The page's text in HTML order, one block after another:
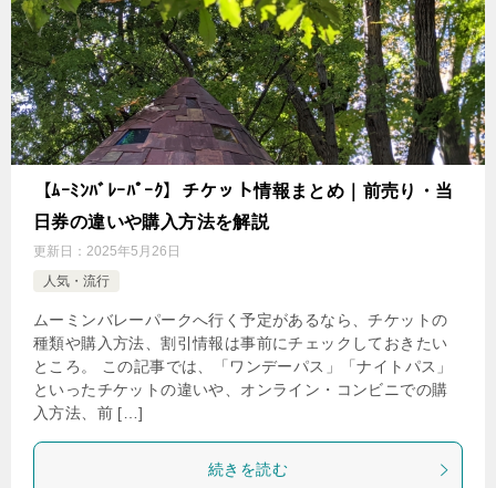
【ﾑｰﾐﾝﾊﾞﾚｰﾊﾟｰｸ】チケット情報まとめ｜前売り・当
日券の違いや購入方法を解説
更新日： 2025年5月26日
人気・流行
ムーミンバレーパークへ行く予定があるなら、チケットの
種類や購入方法、割引情報は事前にチェックしておきたい
ところ。 この記事では、「ワンデーパス」「ナイトパス」
といったチケットの違いや、オンライン・コンビニでの購
入方法、前 […]
続きを読む